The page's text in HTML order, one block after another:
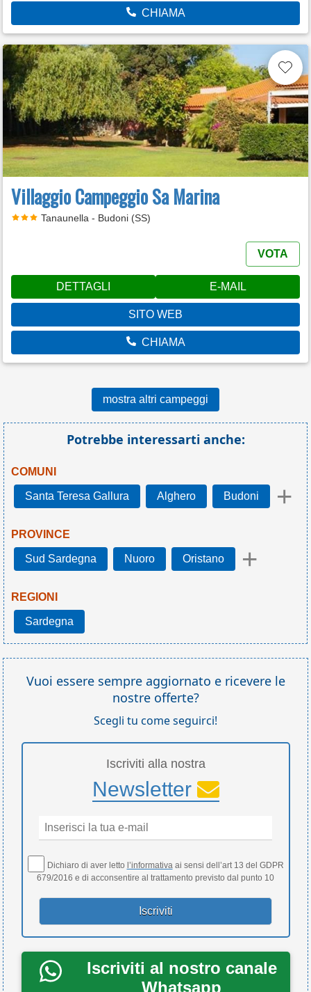
CHIAMA
Villaggio Campeggio Sa Marina
Tanaunella - Budoni (SS)
VOTA
DETTAGLI E-MAIL
SITO WEB
CHIAMA
mostra altri campeggi
Potrebbe interessarti anche:
COMUNI
Santa Teresa Gallura Alghero Budoni +
PROVINCE
Sud Sardegna Nuoro Oristano +
REGIONI
Sardegna
Vuoi essere sempre aggiornato e ricevere le
nostre offerte?
Scegli tu come seguirci!
Iscriviti alla nostra
Newsletter
Dichiaro di aver letto l’informativa ai sensi dell’art 13 del GDPR
679/2016 e di acconsentire al trattamento previsto dal punto 10
Iscriviti al nostro canale
Whatsapp